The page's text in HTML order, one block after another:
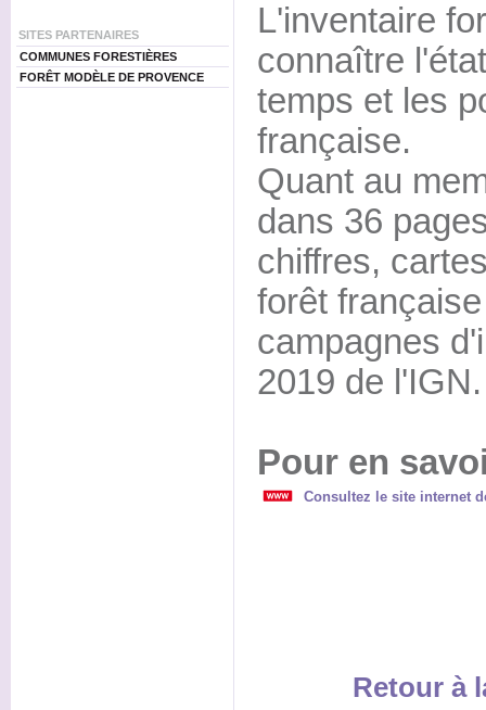
SITES PARTENAIRES
COMMUNES FORESTIÈRES
FORÊT MODÈLE DE PROVENCE
L'inventaire
connaître
temps et les
française.
Quant au
dans 36
chiffres,
forêt
campagnes
2019 de l'IGN.
Pour en
Consultez le site internet
Retour à